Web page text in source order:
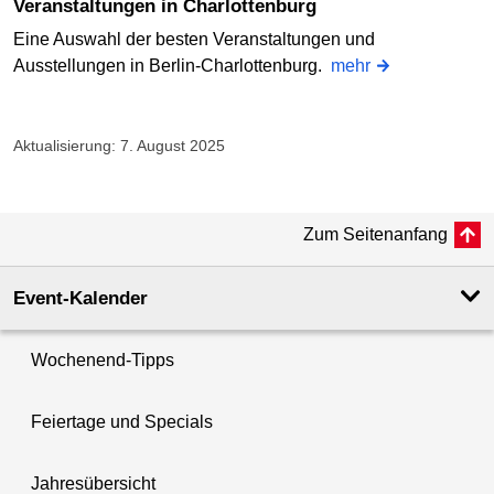
Veranstaltungen in Charlottenburg
Eine Auswahl der besten Veranstaltungen und
Ausstellungen in Berlin-Charlottenburg. mehr
Aktualisierung: 7. August 2025
Zum Seitenanfang
Event-Kalender
Wochenend-Tipps
Feiertage und Specials
Jahresübersicht